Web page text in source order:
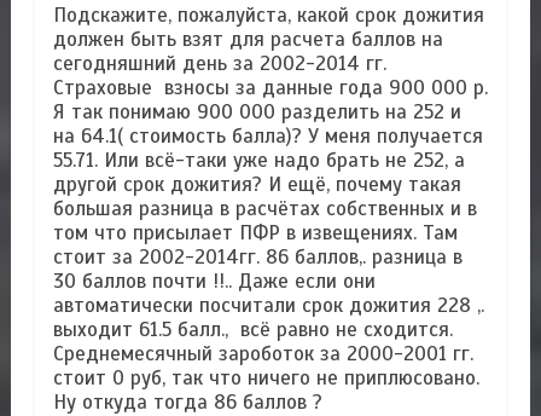
Подскажите, пожалуйста, какой срок дожития
должен быть взят для расчета баллов на
сегодняшний день за 2002-2014 гг.
Страховые взносы за данные года 900 000 р.
Я так понимаю 900 000 разделить на 252 и
на 64.1( стоимость балла)? У меня получается
55.71. Или всё-таки уже надо брать не 252, а
другой срок дожития? И ещё, почему такая
большая разница в расчётах собственных и в
том что присылает ПФР в извещениях. Там
стоит за 2002-2014гг. 86 баллов,. разница в
30 баллов почти !!.. Даже если они
автоматически посчитали срок дожития 228 ,.
выходит 61.5 балл., всё равно не сходится.
Среднемесячный зароботок за 2000-2001 гг.
стоит 0 руб, так что ничего не приплюсовано.
Ну откуда тогда 86 баллов ?